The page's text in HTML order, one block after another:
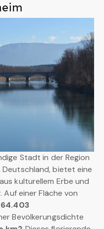
Stadt in der Region
Deutschland, bietet eine
kulturellem Erbe und
einer Fläche von
64.403
Bevölkerungsdichte